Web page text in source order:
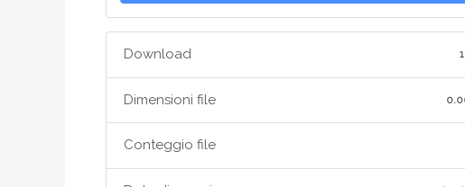
Download
Dimensioni file
Conteggio file